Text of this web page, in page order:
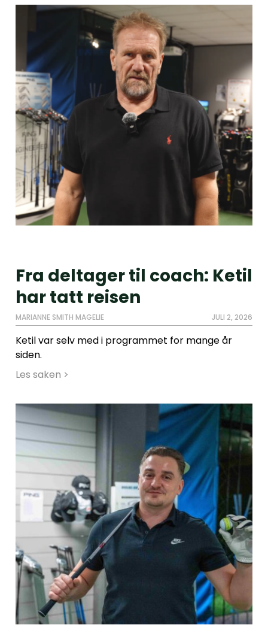
Fra deltager til coach: Ketil
har tatt reisen
MARIANNE SMITH MAGELIE JULI 2, 2026
Ketil var selv med i programmet for mange år
siden.
Les saken >